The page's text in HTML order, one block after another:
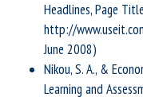
Headlines, Page
http://
June 2008)
Nikou, S. A., &
Learning and